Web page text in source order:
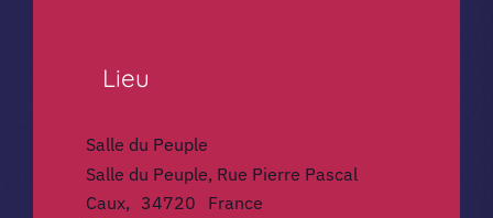
Lieu
Salle du Peuple
Salle du Peuple, Rue Pierre Pascal
Caux, 34720
France